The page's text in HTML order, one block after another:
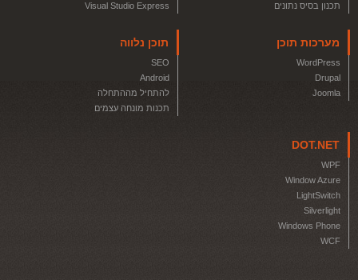
תכנון בסיס נתונים
Visual Studio Express
מערכות תוכן
WordPress
Drupal
Joomla
תוכן נלווה
SEO
Android
להתחיל מההתחלה
תכנות מונחה עצמים
DOT.NET
WPF
Window Azure
LightSwitch
Silverlight
Windows Phone
WCF